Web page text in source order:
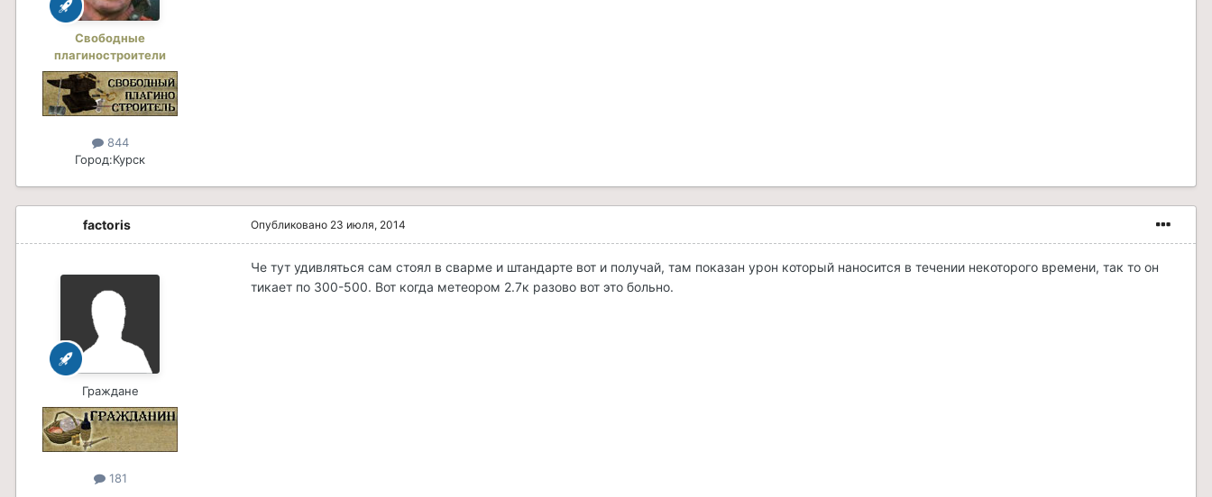
Свободные
плагиностроители
844
Город:Курск
factoris
Граждане
181
Опубликовано 23 июля, 2014
Че тут удивляться сам стоял в сварме и штандарте вот и получай, там показан урон который наносится в течении некоторого времени, так то он
тикает по 300-500. Вот когда метеором 2.7к разово вот это больно.